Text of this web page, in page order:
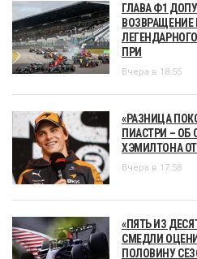
ГЛАВА Ф1
ВОЗВРАЩЕНИЕ
ПРИ
Вчера в 18:55
«РАЗНИЦА
ПИАСТРИ – ОБ
ХЭМИЛТОНА
Вчера в 17:58
«ПЯТЬ ИЗ
СМЕДЛИ
ПОЛОВИНУ